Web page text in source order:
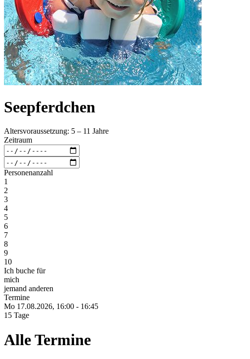
Seepferdchen
Altersvoraussetzung: 5 – 11 Jahre
Zeitraum
Personenanzahl
1
2
3
4
5
6
7
8
9
10
Ich buche für
mich
jemand anderen
Termine
Mo 17.08.2026, 16:00 - 16:45
15 Tage
Alle Termine